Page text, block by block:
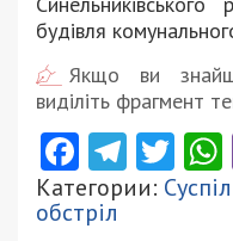
будівля
Якщо ви
виділіть фрагмент
Facebook
Категории:
обстріл